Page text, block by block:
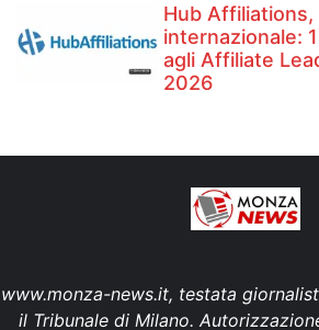
Hub
internazionale:
agli Affiliate
2026
www.monza-news.it, testata
il Tribunale di Milano.